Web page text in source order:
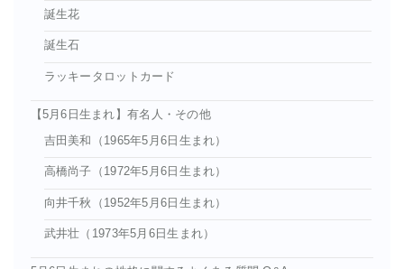
誕生花
誕生石
ラッキータロットカード
【5月6日生まれ】有名人・その他
吉田美和（1965年5月6日生まれ）
高橋尚子（1972年5月6日生まれ）
向井千秋（1952年5月6日生まれ）
武井壮（1973年5月6日生まれ）